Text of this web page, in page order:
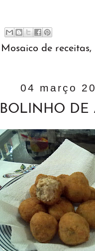
Mosaico de receitas,
04 março
BOLINHO DE